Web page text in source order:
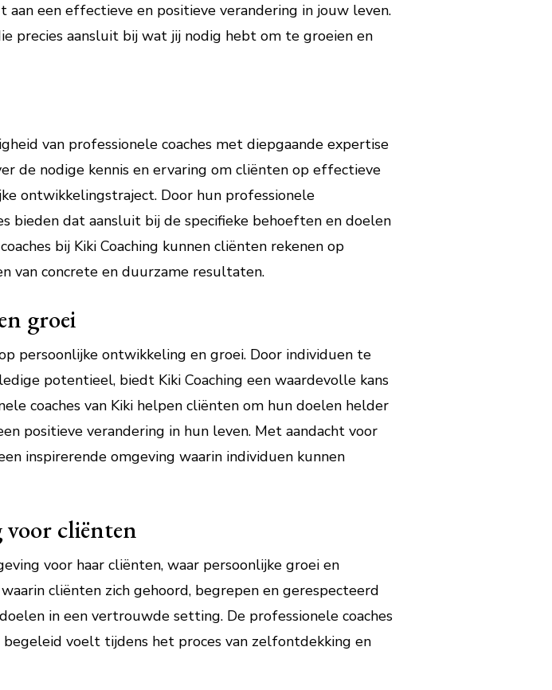
een effectieve en positieve verandering in jouw leven.
precies aansluit bij wat jij nodig hebt om te groeien en
van professionele coaches met diepgaande expertise
de nodige kennis en ervaring om cliënten op effectieve
ontwikkelingstraject. Door hun professionele
bieden dat aansluit bij de specifieke behoeften en doelen
bij Kiki Coaching kunnen cliënten rekenen op
van concrete en duurzame resultaten.
groei
persoonlijke ontwikkeling en groei. Door individuen te
potentieel, biedt Kiki Coaching een waardevolle kans
coaches van Kiki helpen cliënten om hun doelen helder
positieve verandering in hun leven. Met aandacht voor
inspirerende omgeving waarin individuen kunnen
voor cliënten
voor haar cliënten, waar persoonlijke groei en
cliënten zich gehoord, begrepen en gerespecteerd
in een vertrouwde setting. De professionele coaches
voelt tijdens het proces van zelfontdekking en